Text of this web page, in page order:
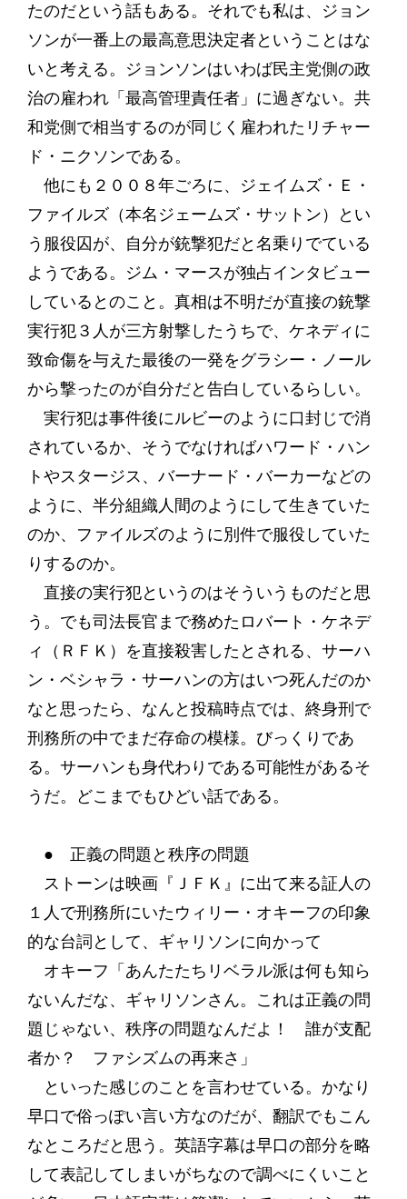
たのだという話もある。それでも私は、ジョン
ソンが一番上の最高意思決定者ということはな
いと考える。ジョンソンはいわば民主党側の政
治の雇われ「最高管理責任者」に過ぎない。共
和党側で相当するのが同じく雇われたリチャー
ド・ニクソンである。
他にも２００８年ごろに、ジェイムズ・Ｅ・
ファイルズ（本名ジェームズ・サットン）とい
う服役囚が、自分が銃撃犯だと名乗りでている
ようである。ジム・マースが独占インタビュー
しているとのこと。真相は不明だが直接の銃撃
実行犯３人が三方射撃したうちで、ケネディに
致命傷を与えた最後の一発をグラシー・ノール
から撃ったのが自分だと告白しているらしい。
実行犯は事件後にルビーのように口封じで消
されているか、そうでなければハワード・ハン
トやスタージス、バーナード・バーカーなどの
ように、半分組織人間のようにして生きていた
のか、ファイルズのように別件で服役していた
りするのか。
直接の実行犯というのはそういうものだと思
う。でも司法長官まで務めたロバート・ケネデ
ィ（ＲＦＫ）を直接殺害したとされる、サーハ
ン・ベシャラ・サーハンの方はいつ死んだのか
なと思ったら、なんと投稿時点では、終身刑で
刑務所の中でまだ存命の模様。びっくりであ
る。サーハンも身代わりである可能性があるそ
うだ。どこまでもひどい話である。
● 正義の問題と秩序の問題
ストーンは映画『ＪＦＫ』に出て来る証人の
１人で刑務所にいたウィリー・オキーフの印象
的な台詞として、ギャリソンに向かって
オキーフ「あんたたちリベラル派は何も知ら
ないんだな、ギャリソンさん。これは正義の問
題じゃない、秩序の問題なんだよ！ 誰が支配
者か？ ファシズムの再来さ」
といった感じのことを言わせている。かなり
早口で俗っぽい言い方なのだが、翻訳でもこん
なところだと思う。英語字幕は早口の部分を略
して表記してしまいがちなので調べにくいこと